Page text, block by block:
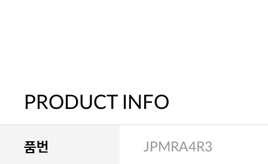
PRODUCT INFO
품번 JPMRA4R3